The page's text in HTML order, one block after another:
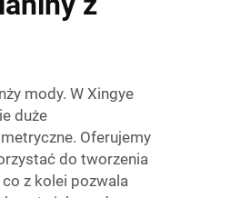
mody. W Xingye
duże
Oferujemy
do tworzenia
z kolei pozwala